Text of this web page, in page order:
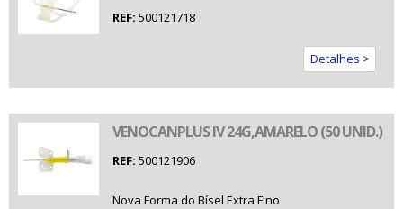
REF: 500121718
Detalhes >
VENOCANPLUS IV 24G,AMARELO (50 UNID.)
REF: 500121906
Nova Forma do Bísel Extra Fino